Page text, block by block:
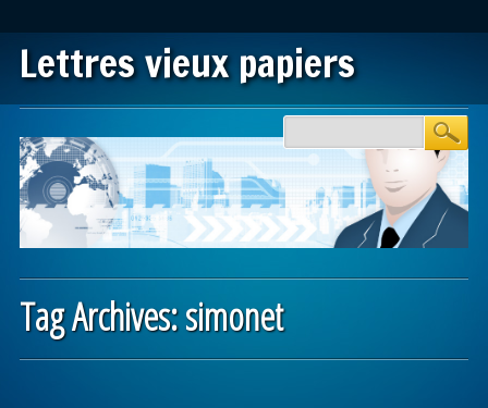
Lettres vieux papiers
Main menu
Tag Archives:simonet